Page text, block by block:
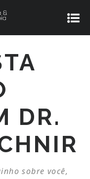
DR.
sobre você,